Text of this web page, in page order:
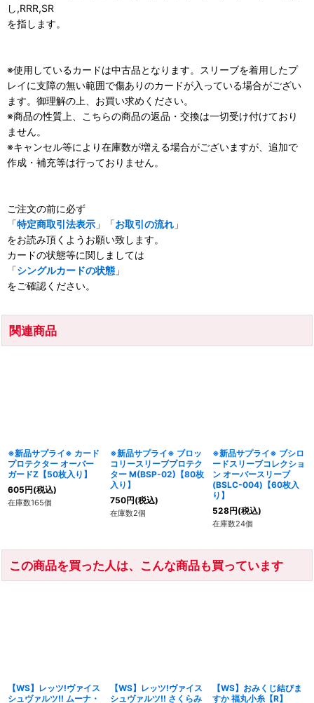
し,RRR,SR
を指します。
※使用しているカードは中古品となります。スリーブを着用したプ
レイに支障の無い範囲で傷ありのカードが入っている場合がござい
ます。御理解の上、お買い求めください。
※商品の性質上、こちらの商品の返品・交換は一切受け付けており
ません。
※キャンセル等により在庫数が増える場合がございますが、追加で
作成・補充等は行っておりません。
ご注文の前に必ず
「特定商取引法表示 」「お取引の流れ 」
をお読み頂くようお願い致します。
カードの状態等に関しましては
「シングルカードの状態 」
をご確認ください。
関連商品
※新品サプライ※ カード
プロテクター オーバー
ガードZ【50枚入り】
605円(税込)
在庫数165個
※新品サプライ※ ブロッ
コリースリーブプロテク
ター M(BSP-02)【80枚
入り】
750円(税込)
在庫数2個
※新品サプライ※ ブシロ
ードスリーブコレクショ
ン オーバースリーブ
(BSLC-004)【60枚入
り】
528円(税込)
在庫数24個
この商品を買った人は、こんな商品も買っています
【WS】レッツ!ヴァイス
シュヴァルツ!! ムーナ・
【WS】レッツ!ヴァイス
シュヴァルツ!! さくらみ
【WS】おみくじ結びま
すか 福丸小糸【R】